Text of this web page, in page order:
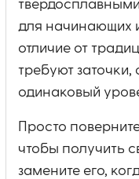
для начинающих
отличие от
требуют
одинаковый
Просто
чтобы получить
замените его,